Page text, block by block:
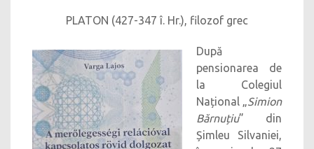
PLATON (427-347 î. Hr.), filozof grec
După
pensionarea de
la Colegiul
Național „Simion
Bărnuțiu” din
Șimleu Silvaniei,